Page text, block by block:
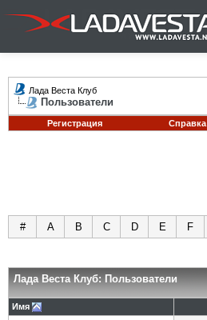
Лада Веста Клуб
Пользователи
Регистрация Справка
# A B C D E F
Лада Веста Клуб: Пользователи
Имя